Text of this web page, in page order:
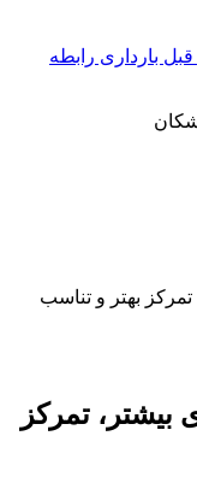
قبل بارداری رابطه
بهتر و تناسب
تمرکز